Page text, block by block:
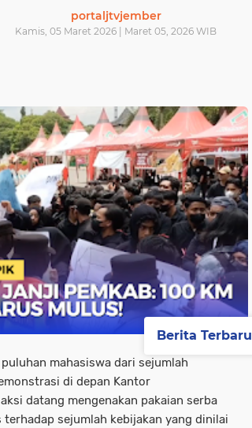
portaljtvjember
Kamis, 05 Maret 2026 | Maret 05, 2026 WIB
mahasiswa dari sejumlah
di depan Kantor
datang mengenakan pakaian serba
sejumlah kebijakan yang dinilai
Berita Terbaru